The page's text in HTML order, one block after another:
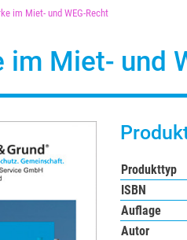
im Miet- und WEG-Recht
Miet- und
Produkttyp
ISBN
Auflage
Autor